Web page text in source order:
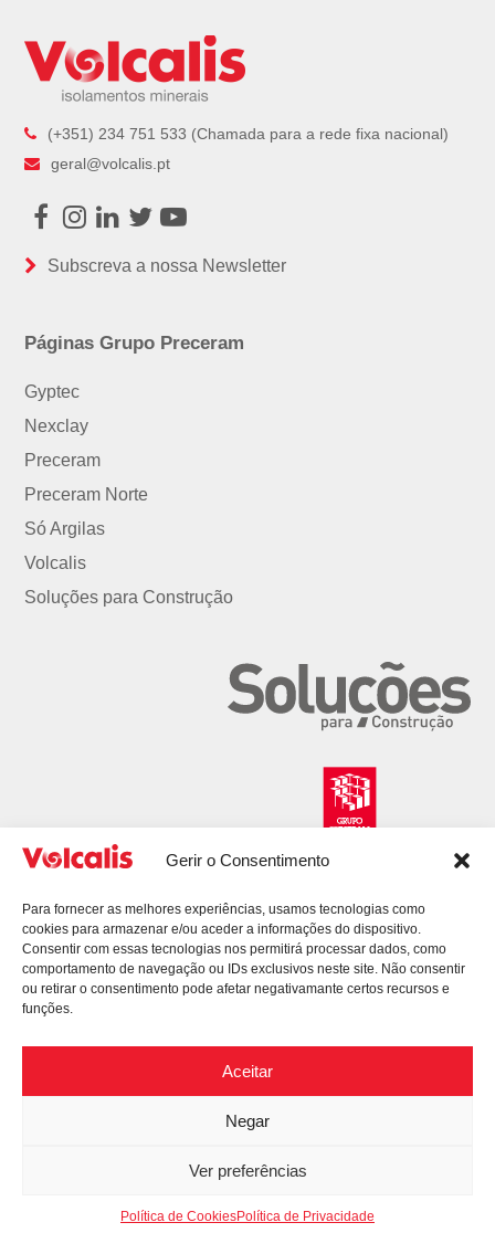
Gerir o Consentimento
Para fornecer as melhores experiências, usamos tecnologias como
cookies para armazenar e/ou aceder a informações do dispositivo.
Consentir com essas tecnologias nos permitirá processar dados, como
comportamento de navegação ou IDs exclusivos neste site. Não consentir
ou retirar o consentimento pode afetar negativamante certos recursos e
funções.
Aceitar
Negar
Ver preferências
Política de CookiesPolítica de Privacidade
(+351) 234 751 533 (Chamada para a rede fixa nacional)
geral@volcalis.pt
Facebook
Instagram
LinkedIn
TwitterYoutube
Subscreva a nossa Newsletter
Páginas Grupo Preceram
Gyptec
Nexclay
Preceram
Preceram Norte
Só Argilas
Volcalis
Soluções para Construção
© 2026 Volcalis. All Rights Reserved.
Projetos – Apoios
Mapa do Site